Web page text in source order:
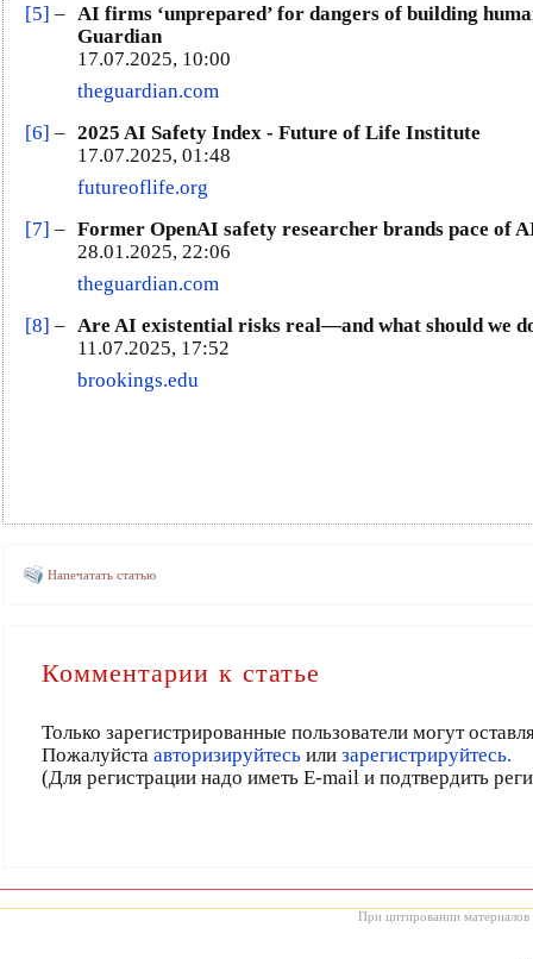
[5] – AI firms ‘unprepared’ for dangers of building
Guardian
17.07.2025, 10:00
theguardian.com
[6] – 2025 AI Safety Index - Future of Life Institute
17.07.2025, 01:48
futureoflife.org
[7] – Former OpenAI safety researcher brands pace of
28.01.2025, 22:06
theguardian.com
[8] – Are AI existential risks real—and what should we
11.07.2025, 17:52
brookings.edu
Напечатать статью
Комментарии к статье
Только зарегистрированные пользователи могут
Пожалуйста авторизируйтесьили зарегистрируйтесь.
(Для регистрации надо иметь E-mail и подтвердить
При цитировании материалов